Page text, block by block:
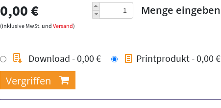
0,00 €
(inklusive MwSt. und Versand)
Printprodukt - 0,00 €
Download - 0,00 €
Menge eingeben